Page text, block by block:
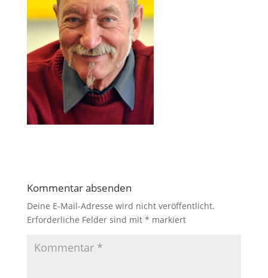
Kommentar absenden
Deine E-Mail-Adresse wird nicht veröffentlicht.
Erforderliche Felder sind mit * markiert